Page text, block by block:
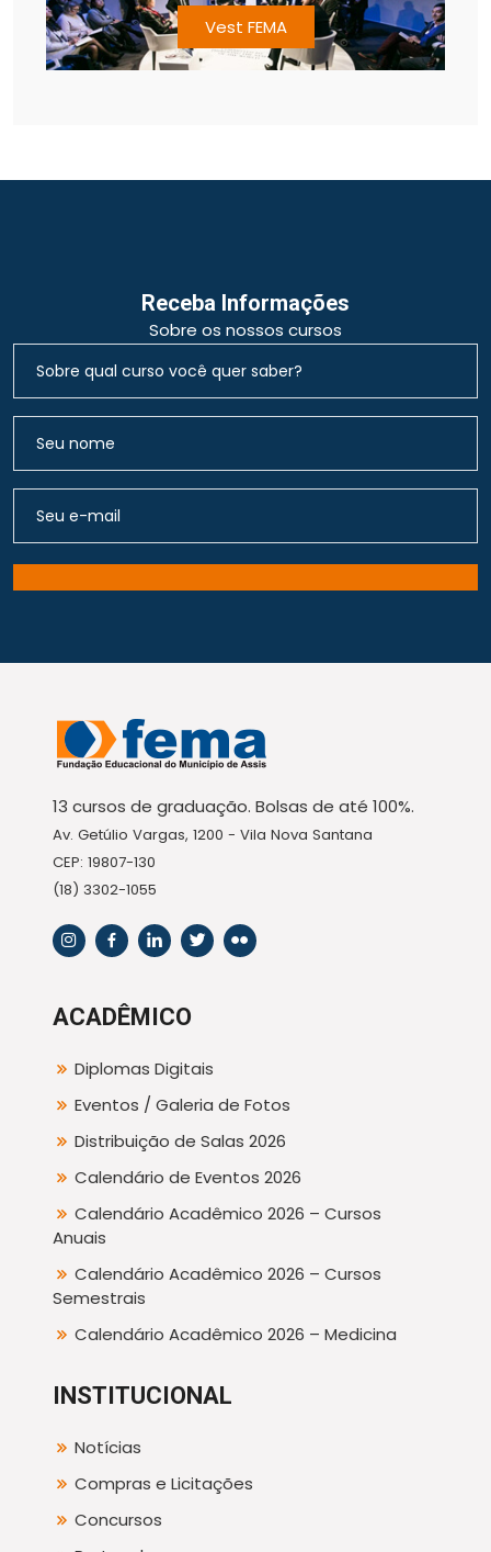
Vest FEMA
Receba Informações
Sobre os nossos cursos
13 cursos de graduação. Bolsas de até 100%.
Av. Getúlio Vargas, 1200 - Vila Nova Santana
CEP: 19807-130
(18) 3302-1055
ACADÊMICO
Diplomas Digitais
Eventos / Galeria de Fotos
Distribuição de Salas 2026
Calendário de Eventos 2026
Calendário Acadêmico 2026 – Cursos
Anuais
Calendário Acadêmico 2026 – Cursos
Semestrais
Calendário Acadêmico 2026 – Medicina
INSTITUCIONAL
Notícias
Compras e Licitações
Concursos